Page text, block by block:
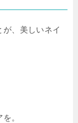
、美しいネイ
。